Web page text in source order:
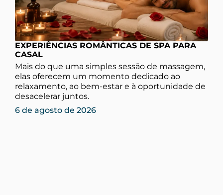
EXPERIÊNCIAS ROMÂNTICAS DE SPA PARA
CASAL
Mais do que uma simples sessão de massagem,
elas oferecem um momento dedicado ao
relaxamento, ao bem-estar e à oportunidade de
desacelerar juntos.
6 de agosto de 2026